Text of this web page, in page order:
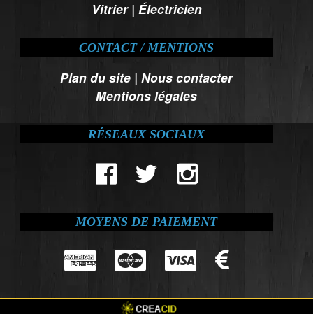
Vitrier| Électricien
CONTACT / MENTIONS
Plan du site |Nous contacter
Mentions légales
RÉSEAUX SOCIAUX
MOYENS DE PAIEMENT